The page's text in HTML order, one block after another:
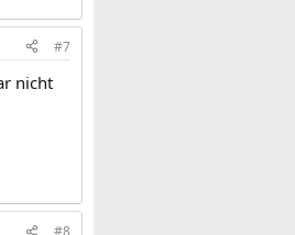
#7
nicht
#8